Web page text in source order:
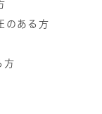
のある方
方